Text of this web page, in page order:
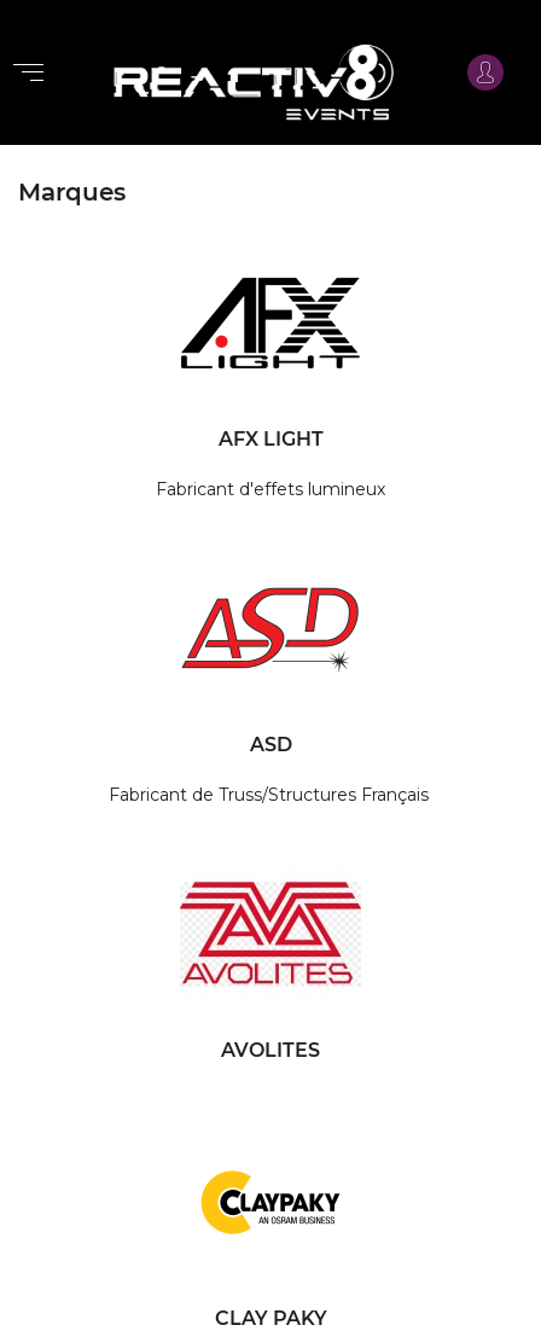
Marques
AFX LIGHT
Fabricant d'effets lumineux
ASD
Fabricant de Truss/Structures Français
AVOLITES
CLAY PAKY